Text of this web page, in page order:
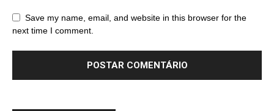
Save my name, email, and website in this browser for the
next time I comment.